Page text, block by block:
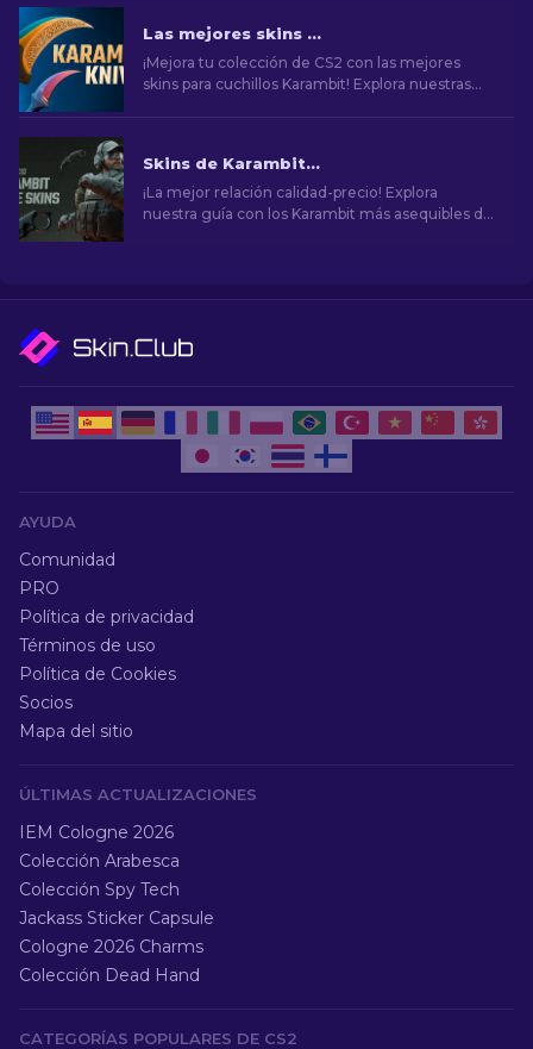
Las mejores skins de cuchillos Karambit en CS2
¡Mejora tu colección de CS2 con las mejores
skins para cuchillos Karambit! Explora nuestras
Skins de Karambit más baratas en CS2 [2026]
¡La mejor relación calidad-precio! Explora
nuestra guía con los Karambit más asequibles de
AYUDA
Comunidad
PRO
Política de privacidad
Términos de uso
Política de Cookies
Socios
Mapa del sitio
ÚLTIMAS ACTUALIZACIONES
IEM Cologne 2026
Colección Arabesca
Colección Spy Tech
Jackass Sticker Capsule
Cologne 2026 Charms
Colección Dead Hand
CATEGORÍAS POPULARES DE CS2